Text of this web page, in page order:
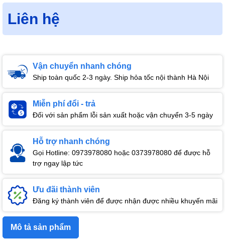
Liên hệ
Vận chuyển nhanh chóng
Ship toàn quốc 2-3 ngày. Ship hỏa tốc nội thành Hà Nội
Miễn phí đổi - trả
Đối với sản phẩm lỗi sản xuất hoặc vận chuyển 3-5 ngày
Hỗ trợ nhanh chóng
Gọi Hotline: 0973978080 hoặc 0373978080 để được hỗ
trợ ngay lập tức
Ưu đãi thành viên
Đăng ký thành viên để được nhận được nhiều khuyến mãi
Mô tả sản phẩm